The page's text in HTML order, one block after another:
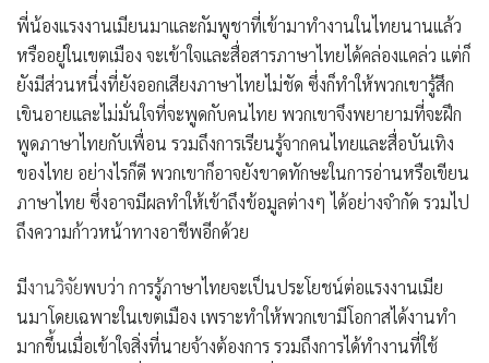
พี่น้องแรงงานเมียนมาและกัมพูชาที่เข้ามาทำงานในไทยนานแล้ว
หรืออยู่ในเขตเมือง จะเข้าใจและสื่อสารภาษาไทยได้คล่องแคล่ว แต่ก็
ยังมีส่วนหนึ่งที่ยังออกเสียงภาษาไทยไม่ชัด ซึ่งก็ทำให้พวกเขารู้สึก
เขินอายและไม่มั่นใจที่จะพูดกับคนไทย พวกเขาจึงพยายามที่จะฝึก
พูดภาษาไทยกับเพื่อน รวมถึงการเรียนรู้จากคนไทยและสื่อบันเทิง
ของไทย อย่างไรก็ดี พวกเขาก็อาจยังขาดทักษะในการอ่านหรือเขียน
ภาษาไทย ซึ่งอาจมีผลทำให้เข้าถึงข้อมูลต่างๆ ได้อย่างจำกัด รวมไป
ถึงความก้าวหน้าทางอาชีพอีกด้วย
มีงานวิจัยพบว่า การรู้ภาษาไทยจะเป็นประโยชน์ต่อแรงงานเมีย
นมาโดยเฉพาะในเขตเมือง เพราะทำให้พวกเขามีโอกาสได้งานทำ
มากขึ้นเมื่อเข้าใจสิ่งที่นายจ้างต้องการ รวมถึงการได้ทำงานที่ใช้